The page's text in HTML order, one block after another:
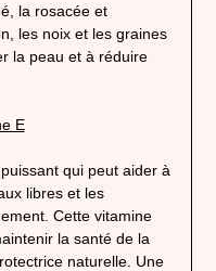
la rosacée et
les noix et les graines
la peau et à réduire
E
qui peut aider à
libres et les
Cette vitamine
la santé de la
naturelle. Une